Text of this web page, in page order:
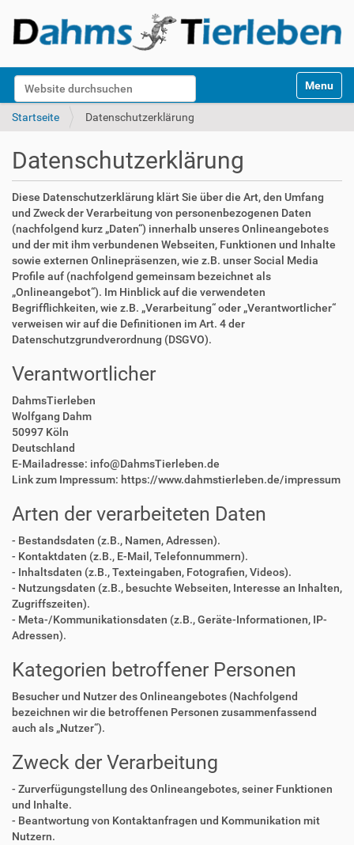
Website durchsuchen
k
Toggle
Startseite Datenschutzerklärung
Datenschutzerklärung
Diese Datenschutzerklärung klärt Sie über die Art, den Umfang
und Zweck der Verarbeitung von personenbezogenen Daten
(nachfolgend kurz „Daten“) innerhalb unseres Onlineangebotes
und der mit ihm verbundenen Webseiten, Funktionen und Inhalte
sowie externen Onlinepräsenzen, wie z.B. unser Social Media
Profile auf (nachfolgend gemeinsam bezeichnet als
„Onlineangebot“). Im Hinblick auf die verwendeten
Begrifflichkeiten, wie z.B. „Verarbeitung“ oder „Verantwortlicher“
verweisen wir auf die Definitionen im Art. 4 der
Datenschutzgrundverordnung (DSGVO).
Verantwortlicher
DahmsTierleben
Wolfgang Dahm
50997 Köln
Deutschland
E-Mailadresse: info@DahmsTierleben.de
Link zum Impressum: https://www.dahmstierleben.de/impressum
Arten der verarbeiteten Daten
- Bestandsdaten (z.B., Namen, Adressen).
- Kontaktdaten (z.B., E-Mail, Telefonnummern).
- Inhaltsdaten (z.B., Texteingaben, Fotografien, Videos).
- Nutzungsdaten (z.B., besuchte Webseiten, Interesse an Inhalten,
Zugriffszeiten).
- Meta-/Kommunikationsdaten (z.B., Geräte-Informationen, IP-
Adressen).
Kategorien betroffener Personen
Besucher und Nutzer des Onlineangebotes (Nachfolgend
bezeichnen wir die betroffenen Personen zusammenfassend
auch als „Nutzer“).
Zweck der Verarbeitung
- Zurverfügungstellung des Onlineangebotes, seiner Funktionen
und Inhalte.
- Beantwortung von Kontaktanfragen und Kommunikation mit
Nutzern.